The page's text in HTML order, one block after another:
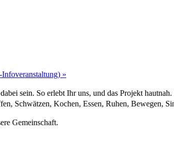
Infoveranstaltung) »
sein. So erlebt Ihr uns, und das Projekt
Schwätzen, Kochen, Essen, Ruhen, Bewegen,
Gemeinschaft.